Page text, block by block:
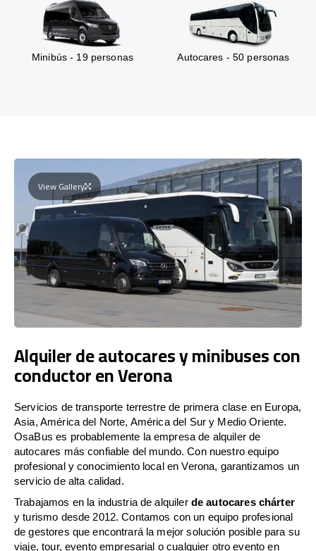
Minibús - 19 personas Autocares - 50 personas
View Gallery
Alquiler de autocares y minibuses con
conductor en Verona
Servicios de transporte terrestre de primera clase en Europa,
Asia, América del Norte, América del Sur y Medio Oriente.
OsaBus es probablemente la empresa de alquiler de
autocares más confiable del mundo. Con nuestro equipo
profesional y conocimiento local en Verona, garantizamos un
servicio de alta calidad.
Trabajamos en la industria de alquiler de autocares chárter
y turismo desde 2012. Contamos con un equipo profesional
de gestores que encontrará la mejor solución posible para su
viaje, tour, evento empresarial o cualquier otro evento en